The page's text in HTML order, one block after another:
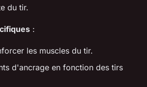
du tir.
:
les muscles du tir.
d'ancrage en fonction des tirs